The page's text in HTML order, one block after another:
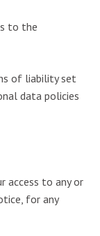
to the
of liability set
data policies
access to any or
for any